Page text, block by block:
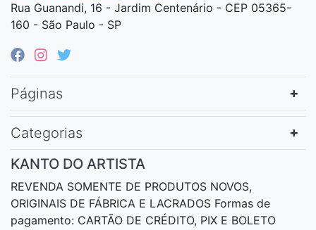
Rua Guanandi, 16 - Jardim Centenário - CEP 05365-
160 - São Paulo - SP
Páginas
Categorias
KANTO DO ARTISTA
REVENDA SOMENTE DE PRODUTOS NOVOS,
ORIGINAIS DE FÁBRICA E LACRADOS Formas de
pagamento: CARTÃO DE CRÉDITO, PIX E BOLETO